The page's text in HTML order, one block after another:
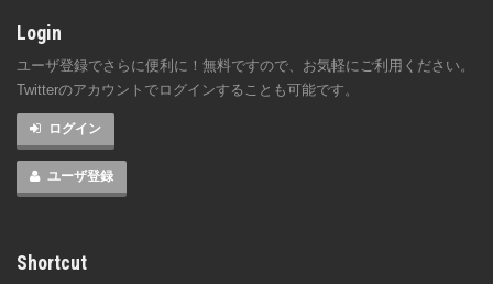
Login
ユーザ登録でさらに便利に！無料ですので、お気軽にご利用ください。
Twitterのアカウントでログインすることも可能です。
ログイン
ユーザ登録
Shortcut